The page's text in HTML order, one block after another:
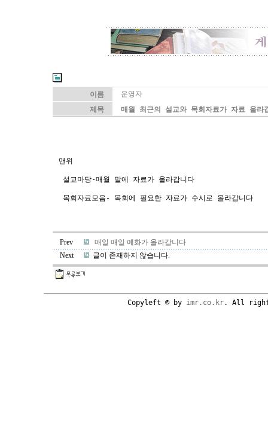
이름
운영자
제목
매월 최근의 설교와 목회자료가 자료 올라
맨위
설교마당-매월 말에 자료가 올라갑니다
목회자료모음- 목회에 필요한 자료가 수시로 올라갑니다
Prev
매일 매일 예화가 올라갑니다
Next
글이 존재하지 않습니다.
Copyleft © by imr.co.kr. All